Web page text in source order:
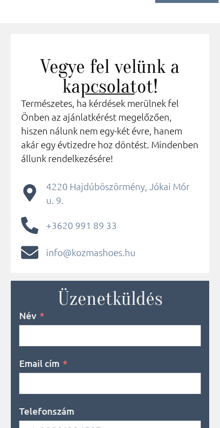
Vegye fel velünk a
kapcsolatot!
Természetes, ha kérdések merülnek fel
Önben az ajánlatkérést megelőzően,
hiszen nálunk nem egy-két évre, hanem
akár egy évtizedre hoz döntést. Mindenben
állunk rendelkezésére!
4220 Hajdúböszörmény, Jókai Mór
u. 9.
+3620 991 89 33
info@kozmashoes.hu
Üzenetküldés
Név
Email cím
Telefonszám